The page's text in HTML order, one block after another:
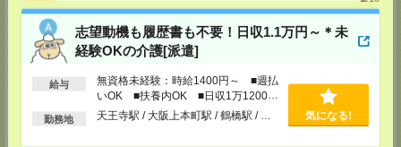
志望動機も履歴書も不要！日収1.1万円～＊未
経験OKの介護[派遣]
給与
無資格未経験：時給1400円～ ■週払
いOK ■扶養内OK ■日収1万1200円
以上
勤務地 天王寺駅 / 大阪上本町駅 / 鶴橋駅 / … 気になる!
大阪営業所
〒530-0017
大阪府大阪市北区角田町8番1号 大阪梅田ツインタワーズ・ノース34階
FAX：0120-992-568
神戸営業所